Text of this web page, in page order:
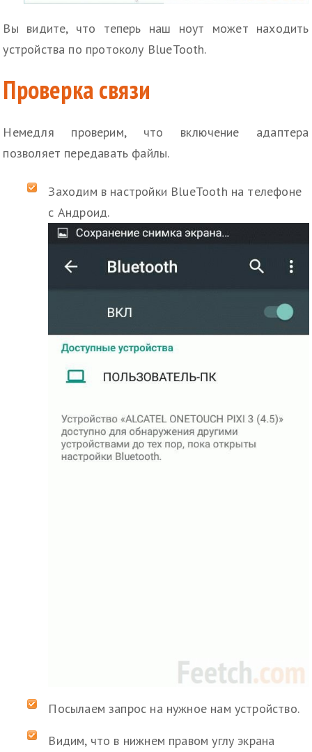
Вы видите, что теперь наш ноут может находить
устройства по протоколу BlueTooth.
Проверка связи
Немедля проверим, что включение адаптера
позволяет передавать файлы.
Заходим в настройки BlueTooth на телефоне
с Андроид.
Посылаем запрос на нужное нам устройство.
Видим, что в нижнем правом углу экрана